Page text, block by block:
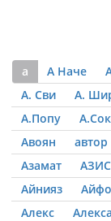
а А Наче
А. Сви
А.
А.Попу
Авоян
автор
Азамат
Айнияз
Айфо
Алекс
Алекса